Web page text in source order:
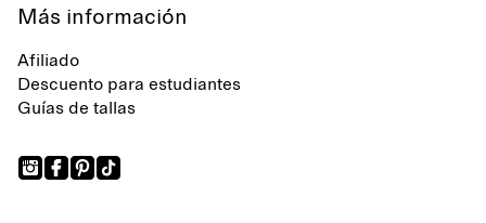
Más información
Afiliado
Descuento para estudiantes
Guías de tallas